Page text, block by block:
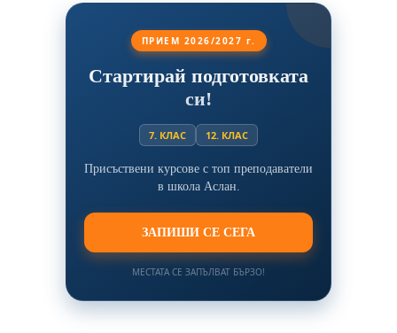
ПРИЕМ 2026/2027 г.
Стартирай подготовката
си!
7. КЛАС 12. КЛАС
Присъствени курсове с топ преподаватели
в школа Аслан.
ЗАПИШИ СЕ СЕГА
МЕСТАТА СЕ ЗАПЪЛВАТ БЪРЗО!